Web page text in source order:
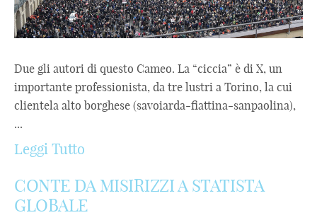
Due gli autori di questo Cameo. La “ciccia” è di X, un
importante professionista, da tre lustri a Torino, la cui
clientela alto borghese (savoiarda-fiattina-sanpaolina),
...
Leggi Tutto
CONTE DA MISIRIZZI A STATISTA
GLOBALE